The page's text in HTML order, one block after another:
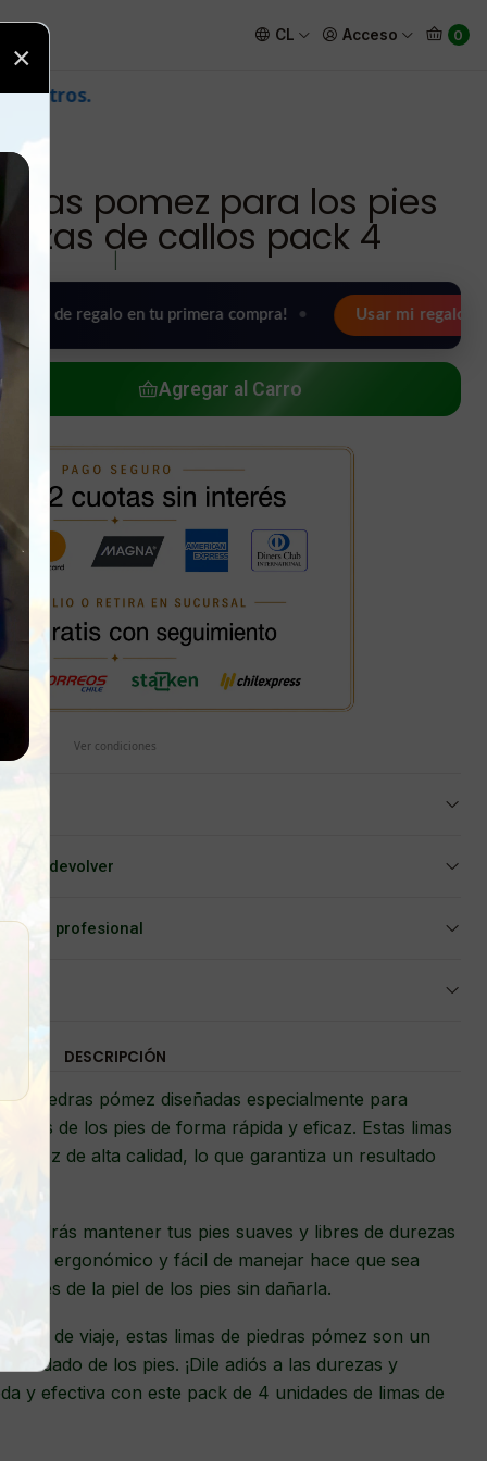
×
CL Acceso 0
durezas de callos pack 4
pomez para los pies
de callos pack 4
en tu primera compra! • Usar mi regalo ahora 🖤
Agregar al Carro
Ver condiciones
o devolver
profesional
DESCRIPCIÓN
piedras pómez diseñadas especialmente para
de los pies de forma rápida y eficaz. Estas limas
de alta calidad, lo que garantiza un resultado
podrás mantener tus pies suaves y libres de durezas
ergonómico y fácil de manejar hace que sea
de la piel de los pies sin dañarla.
de viaje, estas limas de piedras pómez son un
cuidado de los pies. ¡Dile adiós a las durezas y
y efectiva con este pack de 4 unidades de limas de